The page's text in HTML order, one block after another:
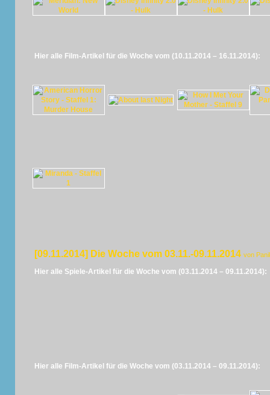
Hier alle Film-Artikel für die Woche vom (10.11.2014 – 16.11.2014):
[09.11.2014] Die Woche vom 03.11.-09.11.2014 von
Hier alle Spiele-Artikel für die Woche vom (03.11.2014 – 09.11.2014):
Hier alle Film-Artikel für die Woche vom (03.11.2014 – 09.11.2014):